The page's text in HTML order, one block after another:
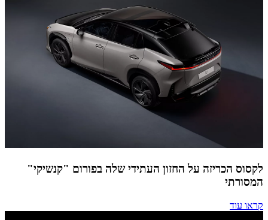
לקסוס הכריזה על החזון העתידי שלה בפורום "קנשיקי"
המסורתי
קראו עוד